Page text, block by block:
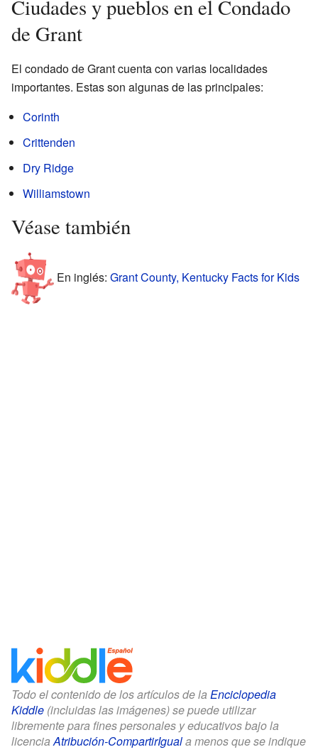
Ciudades y pueblos en el Condado
de Grant
El condado de Grant cuenta con varias localidades
importantes. Estas son algunas de las principales:
Corinth
Crittenden
Dry Ridge
Williamstown
Véase también
En inglés: Grant County, Kentucky Facts for Kids
Todo el contenido de los artículos de la Enciclopedia
Kiddle (incluidas las imágenes) se puede utilizar
libremente para fines personales y educativos bajo la
licenciaAtribución-CompartirIguala menos que se indique